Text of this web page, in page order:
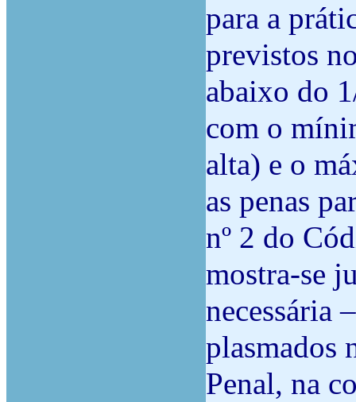
para a
previstos
abaixo do
com o
alta) e o
as penas
nº 2 do
mostra-se
necessária
plasmados
Penal, na